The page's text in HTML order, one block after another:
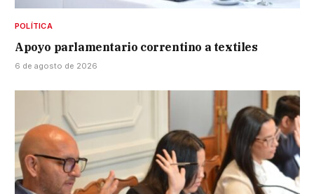
POLÍTICA
Apoyo parlamentario correntino a textiles
6 de agosto de 2026